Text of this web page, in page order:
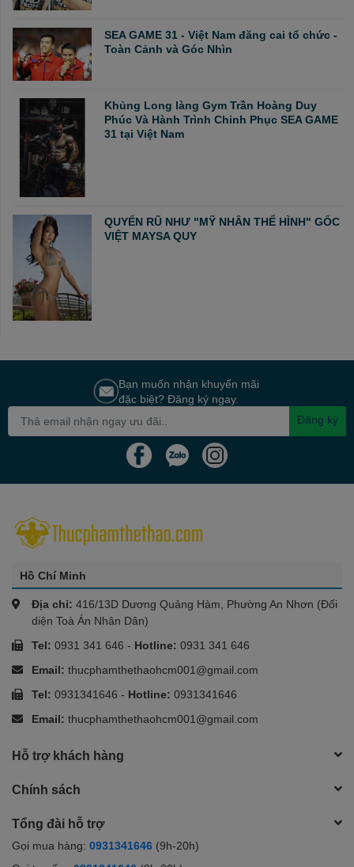
SEA GAME 31 - Việt Nam đăng cai tổ chức -
Toàn Cảnh và Góc Nhìn
Khủng Long làng Gym Trần Hoàng Duy
Phúc Và Hành Trình Chinh Phục SEA GAME
31 tại Việt Nam
QUYẾN RŨ NHƯ "MỸ NHÂN THỂ HÌNH" GỐC
VIỆT MAYSA QUY
Bạn muốn nhận khuyến mãi
đặc biệt? Đăng ký ngay.
Đăng ký
Hồ Chí Minh
Địa chỉ: 416/13D Dương Quảng Hàm, Phường An Nhơn (Đối
diện Toà Án Nhân Dân)
Tel: 0931 341 646 - Hotline: 0931 341 646
Email: thucphamthethaohcm001@gmail.com
Tel: 0931341646 - Hotline: 0931341646
Email: thucphamthethaohcm001@gmail.com
Hỗ trợ khách hàng
Chính sách
Tổng đài hỗ trợ
Gọi mua hàng: 0931341646 (9h-20h)